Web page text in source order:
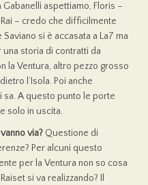
aspettiamo, Floris –
– credo che difficilmente
si è accasata a La7 ma
storia di contratti da
la Ventura, altro pezzo grosso
l’Isola. Poi anche
sa. A questo punto le porte
solo in uscita.
via? Questione di
Per alcuni questo
per la Ventura non so cosa
si va realizzando? Il